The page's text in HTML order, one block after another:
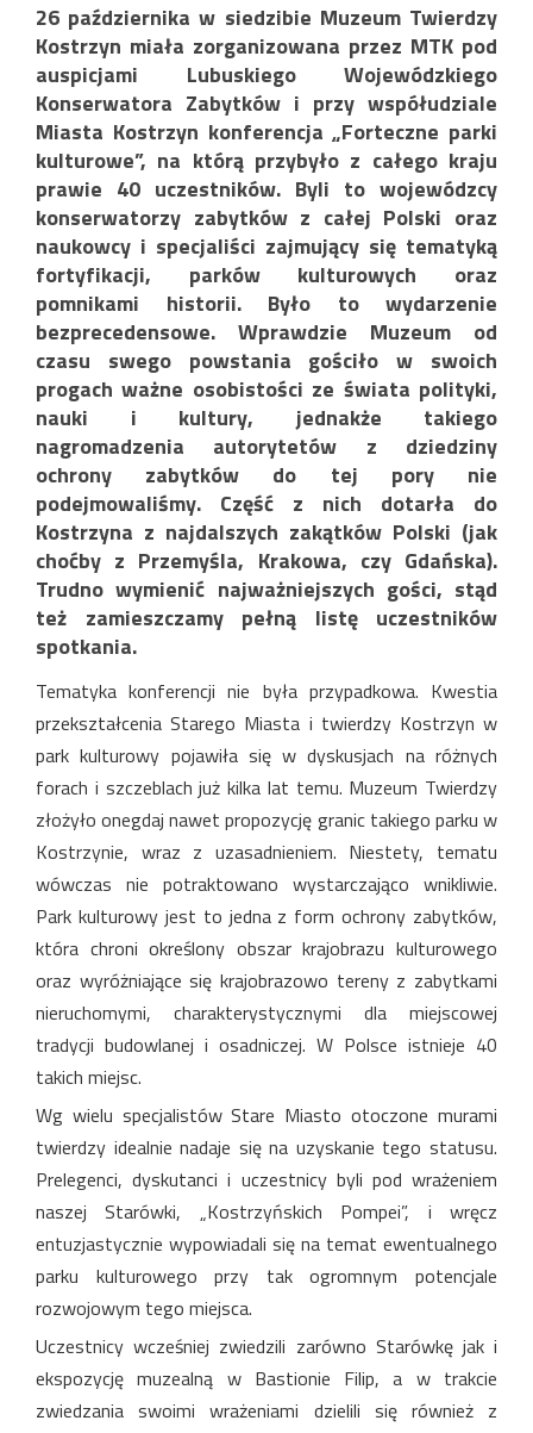
26 października w siedzibie Muzeum Twierdzy
Kostrzyn miała zorganizowana przez MTK pod
auspicjami Lubuskiego Wojewódzkiego
Konserwatora Zabytków i przy współudziale
Miasta Kostrzyn konferencja „Forteczne parki
kulturowe”, na którą przybyło z całego kraju
prawie 40 uczestników. Byli to wojewódzcy
konserwatorzy zabytków z całej Polski oraz
naukowcy i specjaliści zajmujący się tematyką
fortyfikacji, parków kulturowych oraz
pomnikami historii. Było to wydarzenie
bezprecedensowe. Wprawdzie Muzeum od
czasu swego powstania gościło w swoich
progach ważne osobistości ze świata polityki,
nauki i kultury, jednakże takiego
nagromadzenia autorytetów z dziedziny
ochrony zabytków do tej pory nie
podejmowaliśmy. Część z nich dotarła do
Kostrzyna z najdalszych zakątków Polski (jak
choćby z Przemyśla, Krakowa, czy Gdańska).
Trudno wymienić najważniejszych gości, stąd
też zamieszczamy pełną listę uczestników
spotkania.
Tematyka konferencji nie była przypadkowa. Kwestia
przekształcenia Starego Miasta i twierdzy Kostrzyn w
park kulturowy pojawiła się w dyskusjach na różnych
forach i szczeblach już kilka lat temu. Muzeum Twierdzy
złożyło onegdaj nawet propozycję granic takiego parku w
Kostrzynie, wraz z uzasadnieniem. Niestety, tematu
wówczas nie potraktowano wystarczająco wnikliwie.
Park kulturowy jest to jedna z form ochrony zabytków,
która chroni określony obszar krajobrazu kulturowego
oraz wyróżniające się krajobrazowo tereny z zabytkami
nieruchomymi, charakterystycznymi dla miejscowej
tradycji budowlanej i osadniczej. W Polsce istnieje 40
takich miejsc.
Wg wielu specjalistów Stare Miasto otoczone murami
twierdzy idealnie nadaje się na uzyskanie tego statusu.
Prelegenci, dyskutanci i uczestnicy byli pod wrażeniem
naszej Starówki, „Kostrzyńskich Pompei”, i wręcz
entuzjastycznie wypowiadali się na temat ewentualnego
parku kulturowego przy tak ogromnym potencjale
rozwojowym tego miejsca.
Uczestnicy wcześniej zwiedzili zarówno Starówkę jak i
ekspozycję muzealną w Bastionie Filip, a w trakcie
zwiedzania swoimi wrażeniami dzielili się również z